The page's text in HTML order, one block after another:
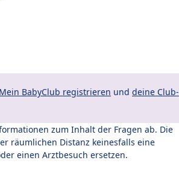
BabyClub registrieren und deine Club-
zum Inhalt der Fragen ab. Die
räumlichen Distanz keinesfalls eine
einen Arztbesuch ersetzen.